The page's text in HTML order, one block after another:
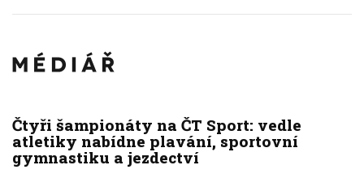
Čtyři šampionáty na ČT Sport: vedle
atletiky nabídne plavání, sportovní
gymnastiku a jezdectví